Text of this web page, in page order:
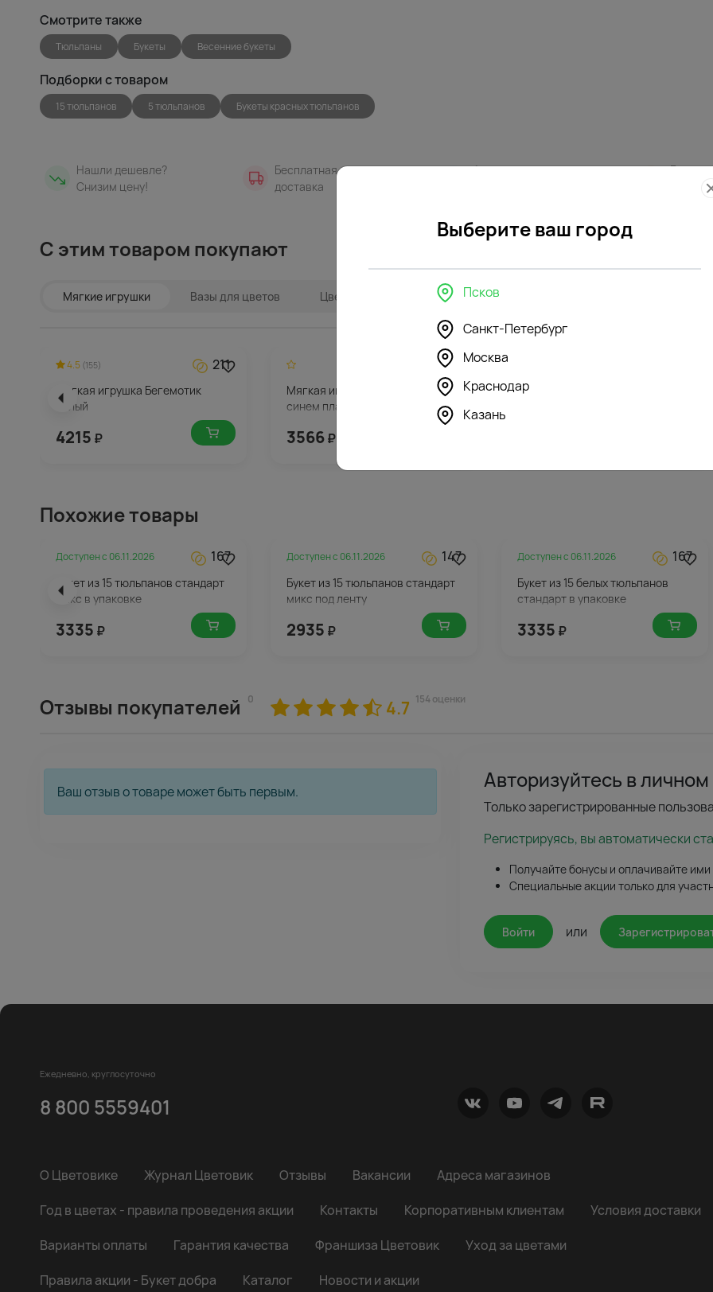
Смотрите также
Тюльпаны Букеты Весенние букеты
Подборки с товаром
15 тюльпанов 5 тюльпанов Букеты красных тюльпанов
Нашли дешевле?
Снизим цену!
Бесплатная
доставка
Фото
С этим товаром покупают
Мягкие игрушки Вазы для цветов Цветы в интерьере
4.5 (155) 211
Мягкая игрушка Бегемотик
белый
4215 ₽
179
Мягкая игрушка Зайка Ми в
синем платье
3566₽
Мягкая игрушка Зайка Ми в
Похожие товары
Доступен с 06.11.2026 167
Букет из 15 тюльпанов стандарт
микс в упаковке
3335 ₽
Доступен с 06.11.2026 147
Букет из 15 тюльпанов стандарт
микс под ленту
2935 ₽
Доступен с 06.11.2026 167
Букет из 15 белых тюльпанов
стандарт в упаковке
3335 ₽
Отзывы покупателей 0 4.7 154 оценки
Ваш отзыв о товаре может быть первым. Авторизуйтесь в
Только зарегистрированные
Регистрируясь, вы автоматически
Получайте бонусы и оплачивайте ими
Специальные акции только для
Войти или
Ежедневно, круглосуточно
8 800 5559401
О Цветовике Журнал Цветовик Отзывы Вакансии
Адреса магазинов
Год в цветах - правила проведения акции
Контакты Корпоративным клиентам
Условия доставки
Варианты оплаты
Гарантия качества Франшиза Цветовик
Уход за цветами
Правила акции - Букет добра
Каталог Новости и акции
Выберите ваш город
Псков
Санкт-Петербург
Москва
Краснодар
Казань